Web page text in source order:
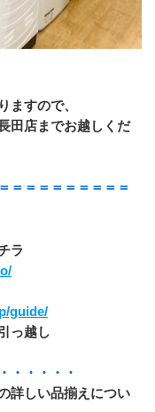
ますので、
田店までお越しくだ
＝＝＝＝＝＝＝＝＝
ラ
guide/
っ越し
・・・・・
詳しい品揃えについ